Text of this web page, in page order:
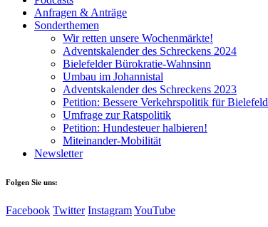
Anfragen & Anträge
Sonderthemen
Wir retten unsere Wochenmärkte!
Adventskalender des Schreckens 2024
Bielefelder Bürokratie-Wahnsinn
Umbau im Johannistal
Adventskalender des Schreckens 2023
Petition: Bessere Verkehrspolitik für Bielefeld​​
Umfrage zur Ratspolitik
Petition: Hundesteuer halbieren!
Miteinander-Mobilität
Newsletter
Folgen Sie uns:
Facebook Twitter InstagramYouTube